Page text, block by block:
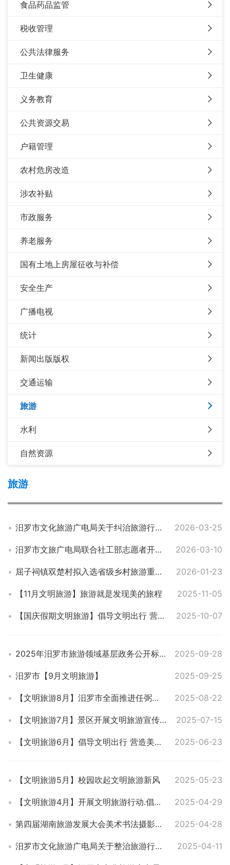
食品药品监管
税收管理
公共法律服务
卫生健康
义务教育
公共资源交易
户籍管理
农村危房改造
涉农补贴
市政服务
养老服务
国有土地上房屋征收与补偿
安全生产
广播电视
统计
新闻出版版权
交通运输
旅游
水利
自然资源
旅游
汨罗市文化旅游广电局关于纠治旅游行业导游乱象、强制消费等问题的公告 2026-03-25
汨罗市文旅广电局联合社工部志愿者开展文明旅游宣传活动 2026-03-10
屈子祠镇双楚村拟入选省级乡村旅游重点村 2026-01-23
【11月文明旅游】旅游就是发现美的旅程 2025-11-05
【国庆假期文明旅游】倡导文明出行 营造美好环境——我市景区开展国庆假期文明旅游宣传 2025-10-07
2025年汨罗市旅游领域基层政务公开标准目录 2025-09-28
汨罗市【9月文明旅游】 2025-09-25
【文明旅游8月】汨罗市全面推进任弼时纪念馆文明旅游创建 打造红色旅游新标杆 2025-08-22
【文明旅游7月】景区开展文明旅游宣传活动 2025-07-15
【文明旅游6月】倡导文明出行 营造美好环境！ 我市各景区开展假期文明旅游宣传 2025-06-23
【文明旅游5月】校园吹起文明旅游新风 2025-05-23
【文明旅游4月】开展文明旅游行动.倡导环保新风 2025-04-29
第四届湖南旅游发展大会美术书法摄影作品展采风创作团走进汨罗 2025-04-28
汨罗市文化旅游广电局关于整治旅游行业导游乱象强制消费等问题的公告 2025-04-11